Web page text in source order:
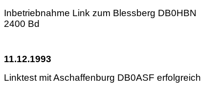
Inbetriebnahme Link zum Blessberg DB0HBN
2400 Bd
11.12.1993
Linktest mit Aschaffenburg DB0ASF erfolgreich